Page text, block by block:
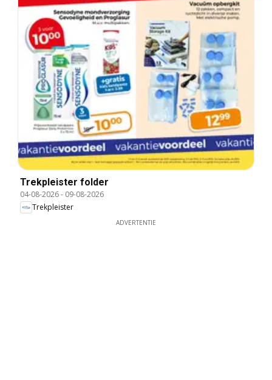
Trekpleister folder
04-08-2026- 09-08-2026
Trekpleister
ADVERTENTIE